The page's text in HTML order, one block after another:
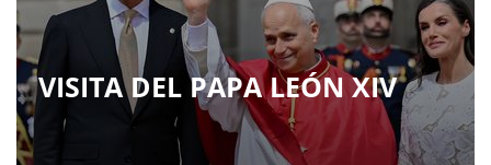
VISITA DEL PAPA LEÓN XIV